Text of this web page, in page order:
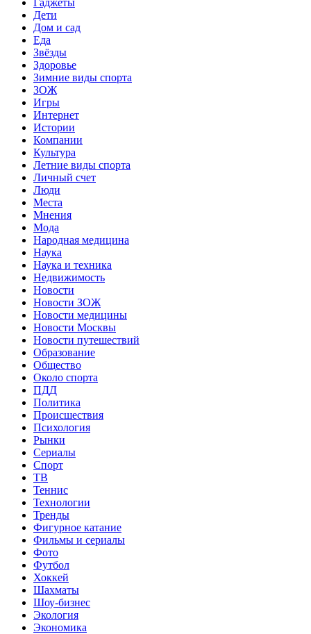
Дети
Дом и сад
Еда
Звёзды
Здоровье
Зимние виды спорта
ЗОЖ
Игры
Интернет
Истории
Компании
Культура
Летние виды спорта
Личный счет
Люди
Места
Мнения
Мода
Народная медицина
Наука
Наука и техника
Недвижимость
Новости
Новости ЗОЖ
Новости медицины
Новости Москвы
Новости путешествий
Образование
Общество
Около спорта
ПДД
Политика
Происшествия
Психология
Рынки
Сериалы
Спорт
ТВ
Теннис
Технологии
Тренды
Фигурное катание
Фильмы и сериалы
Фото
Футбол
Хоккей
Шахматы
Шоу-бизнес
Экология
Экономика